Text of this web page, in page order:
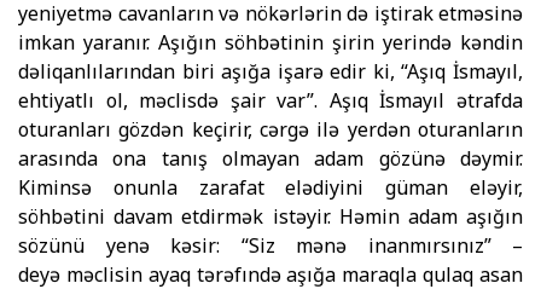
yeniyetmə cavanların və nökərlərin də iştirak etməsinə
imkan yaranır. Aşığın söhbətinin şirin yerində kəndin
dəliqanlılarından biri aşığa işarə edir ki, “Aşıq İsmayıl,
ehtiyatlı ol, məclisdə şair var”. Aşıq İsmayıl ətrafda
oturanları gözdən keçirir, cərgə ilə yerdən oturanların
arasında ona tanış olmayan adam gözünə dəymir.
Kiminsə onunla zarafat elədiyini güman eləyir,
söhbətini davam etdirmək istəyir. Həmin adam aşığın
sözünü yenə kəsir: “Siz mənə inanmırsınız” –
deyə məclisin ayaq tərəfındə aşığa maraqla qulaq asan